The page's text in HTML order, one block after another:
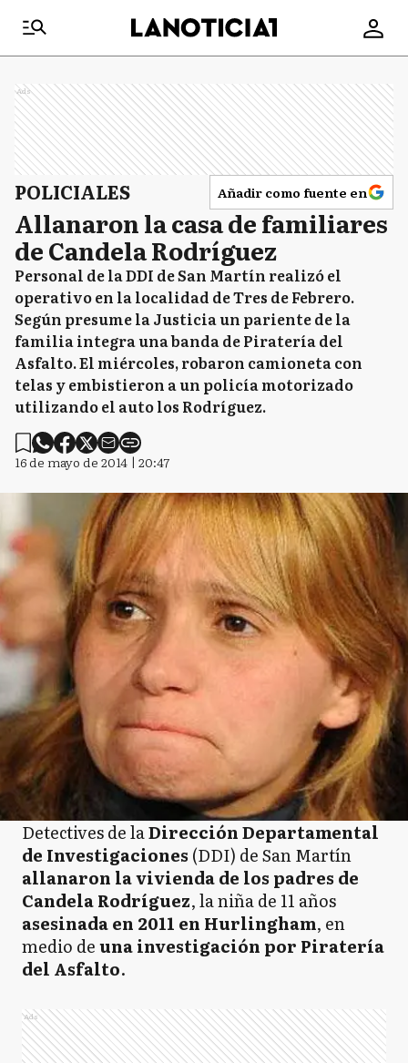
Ads
POLICIALES Añadir como fuente en
Allanaron la casa de familiares
de Candela Rodríguez
Personal de la DDI de San Martín realizó el
operativo en la localidad de Tres de Febrero.
Según presume la Justicia un pariente de la
familia integra una banda de Piratería del
Asfalto. El miércoles, robaron camioneta con
telas y embistieron a un policía motorizado
utilizando el auto los Rodríguez.
16 de mayo de 2014 | 20:47
Detectives de laDirección Departamental
de Investigaciones (DDI) de San Martín
allanaron la vivienda de los padres de
Candela Rodríguez, la niña de 11 años
asesinada en 2011 en Hurlingham, en
medio deuna investigación por Piratería
del Asfalto.
Ads